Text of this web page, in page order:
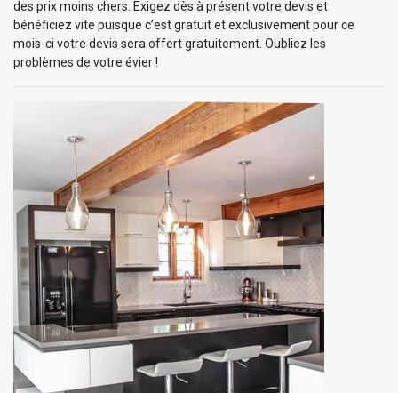
des prix moins chers. Exigez dès à présent votre devis et
bénéficiez vite puisque c’est gratuit et exclusivement pour ce
mois-ci votre devis sera offert gratuitement. Oubliez les
problèmes de votre évier !